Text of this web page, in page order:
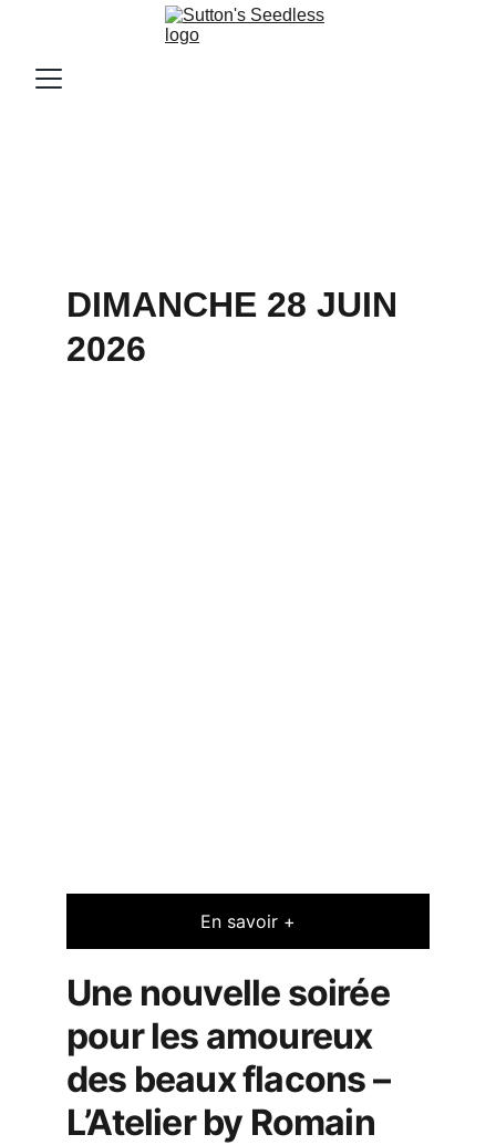
DIMANCHE 28 JUIN
2026
Une nouvelle soirée
pour les amoureux
des beaux flacons –
L’Atelier by Romain
En savoir +